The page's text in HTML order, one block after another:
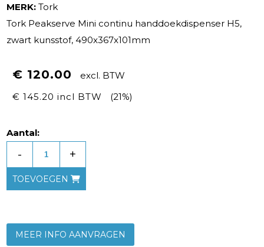
MERK: Tork
Tork Peakserve Mini continu handdoekdispenser H5,
zwart kunsstof, 490x367x101mm
€ 120.00
excl. BTW
€ 145.20 incl BTW
(21%)
Aantal:
- +
TOEVOEGEN
MEER INFO AANVRAGEN